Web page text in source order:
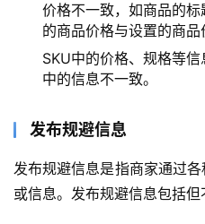
价格不一致，如商品的
的商品价格与设置的商品
SKU中的价格、规格等
中的信息不一致。
发布规避信息
发布规避信息是指商家通过
或信息。发布规避信息包括但